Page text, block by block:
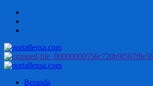
SIBER
Primary
Beranda